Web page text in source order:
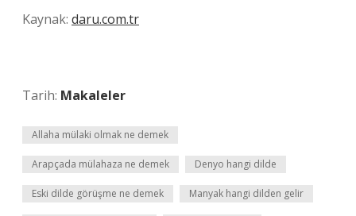
Kaynak: daru.com.tr
Tarih: Makaleler
Allaha mülaki olmak ne demek
Arapçada mülahaza ne demek Denyo hangi dilde
Eski dilde görüşme ne demek Manyak hangi dilden gelir